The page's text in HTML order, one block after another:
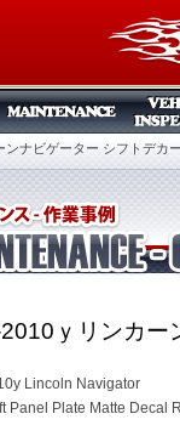
ンナビゲーター シフトデカ
ｙリンカー
Lincoln Navigator
Panel Plate Matte Decal